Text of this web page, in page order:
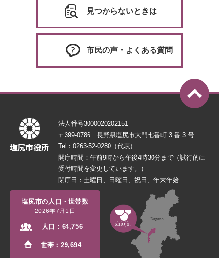
見つからないときは
市民の声・よくある質問
法人番号3000020202151
〒399-0786 長野県塩尻市大門七番町 3 番 3 号
Tel：0263-52-0280（代表）
開庁時間：午前9時から午後4時30分まで（試行的に
受付時間を変更しています。）
閉庁日：土曜日、日曜日、祝日、年末年始
塩尻市の人口・世帯数
2026年7月1日
人口： 64,756
世帯：29,694